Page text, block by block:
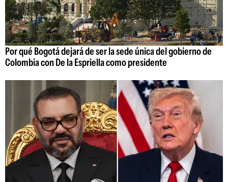
Por qué Bogotá dejará de ser la sede única del gobierno de
Colombia con De la Espriella como presidente